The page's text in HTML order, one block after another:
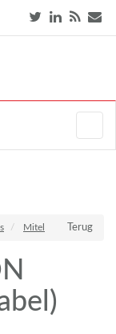
Terug
Mitel